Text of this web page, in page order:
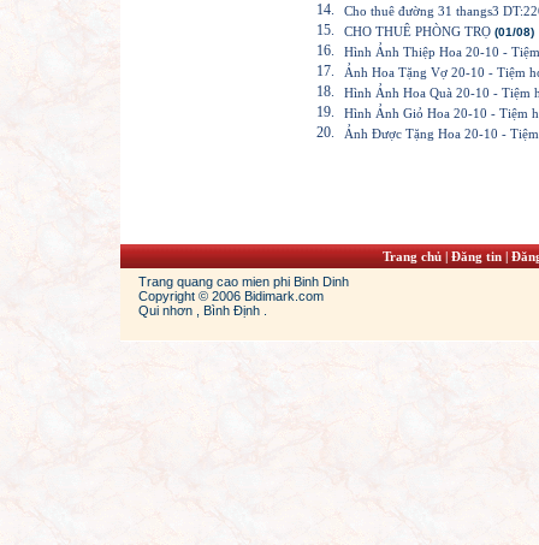
14. Cho thuê đường 31 thangs3
15. CHO THUÊ PHÒNG TRỌ (01/08)
16. Hình Ảnh Thiệp Hoa 20-10 -
17. Ảnh Hoa Tặng Vợ 20-10 - Tiệm
18. Hình Ảnh Hoa Quà 20-10 - Tiệm
19. Hình Ảnh Giỏ Hoa 20-10 - Tiệm
20. Ảnh Được Tặng Hoa 20-10 -
Trang chủ|Đăng tin|
Trang quang cao mien phi Binh Dinh
Copyright © 2006 Bidimark.com
Qui nhơn , Bình Định .